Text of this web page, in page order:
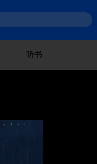
听书